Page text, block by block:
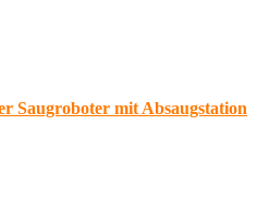
Saugroboter mit Absaugstation